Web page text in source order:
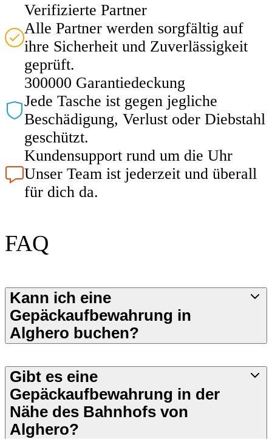
Verifizierte Partner
Alle Partner werden sorgfältig auf
ihre Sicherheit und Zuverlässigkeit
geprüft.
300000 Garantiedeckung
Jede Tasche ist gegen jegliche
Beschädigung, Verlust oder Diebstahl
geschützt.
Kundensupport rund um die Uhr
Unser Team ist jederzeit und überall
für dich da.
FAQ
Kann ich eine
Gepäckaufbewahrung in
Alghero buchen?
Gibt es eine
Gepäckaufbewahrung in der
Nähe des Bahnhofs von
Alghero?